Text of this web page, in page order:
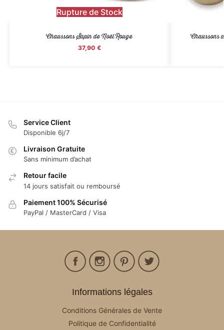
Rupture de Stock
Chaussons Sapin de Noël Rouge
37,90 €
Chaussons
Service Client
Disponible 6j/7
Livraison Gratuite
Sans minimum d’achat
Retour facile
14 jours satisfait ou remboursé
Paiement 100% Sécurisé
PayPal / MasterCard / Visa
Informations légales
Conditions Générales de Vente
Politique de Confidentialité